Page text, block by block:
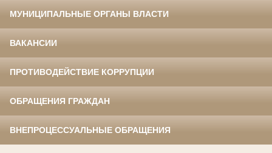
МУНИЦИПАЛЬНЫЕ ОРГАНЫ ВЛАСТИ
ВАКАНСИИ
ПРОТИВОДЕЙСТВИЕ КОРРУПЦИИ
ОБРАЩЕНИЯ ГРАЖДАН
ВНЕПРОЦЕССУАЛЬНЫЕ ОБРАЩЕНИЯ